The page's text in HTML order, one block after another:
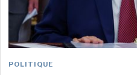
POLITIQUE